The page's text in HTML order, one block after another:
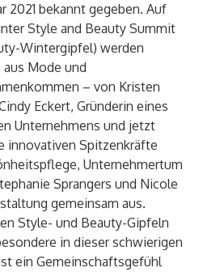
2021 bekannt gegeben. Auf
Style and Beauty Summit
Wintergipfel) werden
Mode und
– von Kristen
Eckert, Gründerin eines
Unternehmens und jetzt
innovativen Spitzenkräfte
Unternehmertum
Sprangers und Nicole
gemeinsam aus.
Style- und Beauty-Gipfeln
in dieser schwierigen
ein Gemeinschaftsgefühl